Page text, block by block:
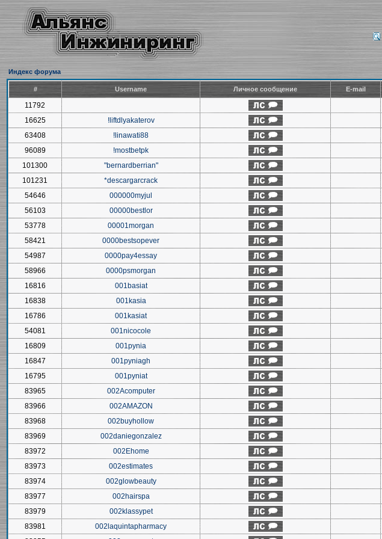
Индекс форума
# Username Личное сообщение E-mail
11792
16625
!liftdlyakaterov
63408
!linawati88
96089
!mostbetpk
101300
"bernardberrian"
101231
*descargarcrack
54646
000000myjul
56103
00000bestlor
53778
00001morgan
58421
0000bestsopever
54987
0000pay4essay
58966
0000psmorgan
16816
001basiat
16838
001kasia
16786
001kasiat
54081
001nicocole
16809
001pynia
16847
001pyniagh
16795
001pyniat
83965
002Acomputer
83966
002AMAZON
83968
002buyhollow
83969
002daniegonzalez
83972
002Ehome
83973
002estimates
83974
002glowbeauty
83977
002hairspa
83979
002klassypet
83981
002laquintapharmacy